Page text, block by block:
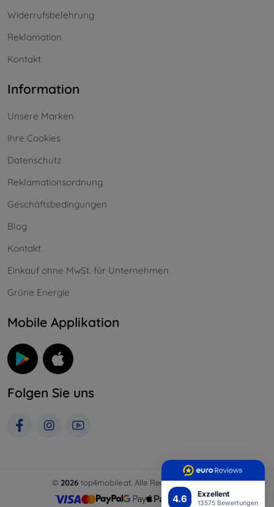
4.6 Exzellent
13575 Bewertungen
Widerrufsbelehrung
Reklamation
Kontakt
Information
Unsere Marken
Ihre Cookies
Datenschutz
Reklamationsordnung
Geschäftsbedingungen
Blog
Kontakt
Einkauf ohne MwSt. für Unternehmen
Grüne Energie
Mobile Applikation
Folgen Sie uns
© 2026top4mobile.at. Alle Rechte vorbehalten.